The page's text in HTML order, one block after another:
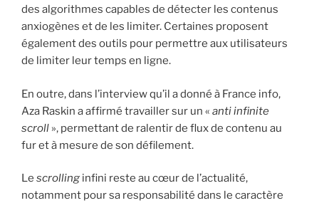
des algorithmes capables de détecter les contenus
anxiogènes et de les limiter. Certaines proposent
également des outils pour permettre aux utilisateurs
de limiter leur temps en ligne.
En outre, dans l’interview qu’il a donné à France info,
Aza Raskin a affirmé travailler sur un « anti infinite
scroll », permettant de ralentir de flux de contenu au
fur et à mesure de son défilement.
Le scrolling infini reste au cœur de l’actualité,
notamment pour sa responsabilité dans le caractère